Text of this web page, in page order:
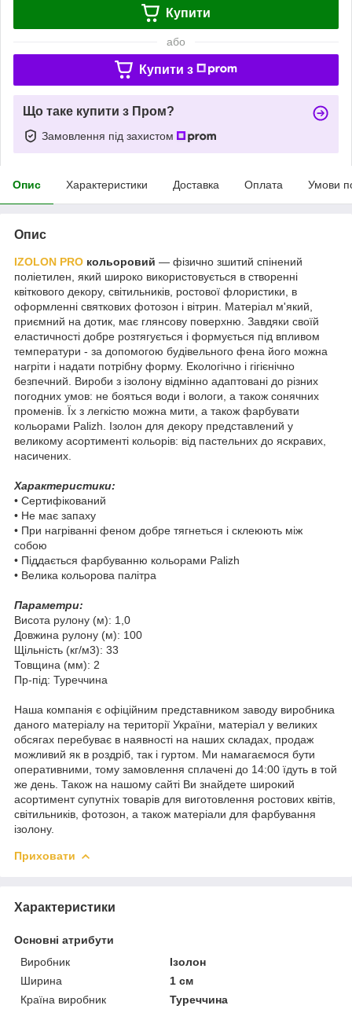
Купити
або
Купити з
Що таке купити з Пром?
Замовлення під захистом
Опис Характеристики Доставка Оплата Умови
Опис
IZOLON PRO кольоровий ― фізично зшитий спінений
поліетилен, який широко використовується в створенні
квіткового декору, світильників, ростової флористики, в
оформленні святкових фотозон і вітрин. Матеріал м'який,
приємний на дотик, має глянсову поверхню. Завдяки своїй
еластичності добре розтягується і формується під впливом
температури - за допомогою будівельного фена його можна
нагріти і надати потрібну форму. Екологічно і гігієнічно
безпечний. Вироби з ізолону відмінно адаптовані до різних
погодних умов: не бояться води і вологи, а також сонячних
променів. Їх з легкістю можна мити, а також фарбувати
кольорами Palizh. Ізолон для декору представлений у
великому асортименті кольорів: від пастельних до яскравих,
насичених.
Характеристики:
• Сертифікований
• Не має запаху
• При нагріванні феном добре тягнеться і склеюють між
собою
• Піддається фарбуванню кольорами Palizh
• Велика кольорова палітра
Параметри:
Висота рулону (м): 1,0
Довжина рулону (м): 100
Щільність (кг/м3): 33
Товщина (мм): 2
Пр-під: Туреччина
Наша компанія є офіційним представником заводу виробника
даного матеріалу на території України, матеріал у великих
обсягах перебуває в наявності на наших складах, продаж
можливий як в роздріб, так і гуртом. Ми намагаємося бути
оперативними, тому замовлення сплачені до 14:00 їдуть в той
же день. Також на нашому сайті Ви знайдете широкий
асортимент супутніх товарів для виготовлення ростових квітів,
світильників, фотозон, а також матеріали для фарбування
ізолону.
Приховати
Характеристики
Основні атрибути
Виробник
Ізолон
Ширина
1 см
Країна виробник
Туреччина